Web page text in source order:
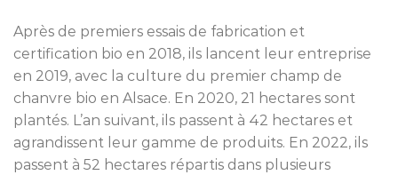
Après de premiers essais de fabrication et
certification bio en 2018, ils lancent leur entreprise
en 2019, avec la culture du premier champ de
chanvre bio en Alsace. En 2020, 21 hectares sont
plantés. L’an suivant, ils passent à 42 hectares et
agrandissent leur gamme de produits. En 2022, ils
passent à 52 hectares répartis dans plusieurs